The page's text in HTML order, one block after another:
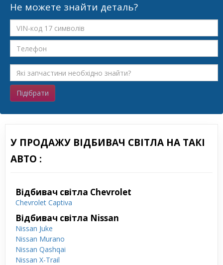
Не можете знайти деталь?
Підібрати
У ПРОДАЖУ ВІДБИВАЧ СВІТЛА НА ТАКІ
АВТО :
Відбивач світла Chevrolet
Chevrolet Captiva
Відбивач світла Nissan
Nissan Juke
Nissan Murano
Nissan Qashqai
Nissan X-Trail